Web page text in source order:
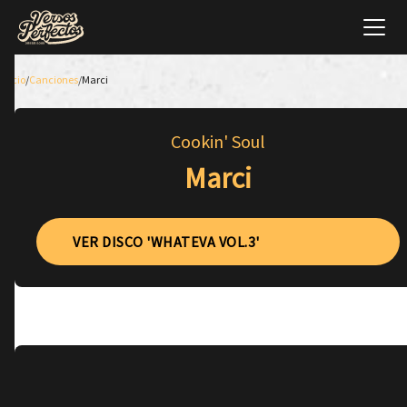
Inicio/Canciones/Marci
Cookin' Soul
Marci
VER DISCO 'WHATEVA VOL.3'